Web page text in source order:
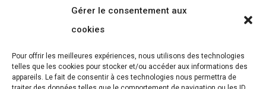
Gérer le consentement aux
cookies
Pour offrir les meilleures expériences, nous utilisons des technologies
telles que les cookies pour stocker et/ou accéder aux informations des
appareils. Le fait de consentir à ces technologies nous permettra de
Email :contact@theatrebule.fr
InfosBûle, lettre d'informations >